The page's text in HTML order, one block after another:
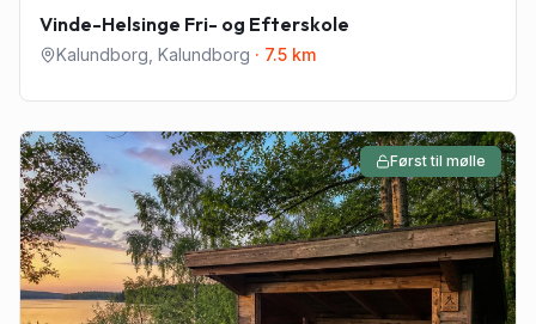
Vinde-Helsinge Fri- og Efterskole
Kalundborg Kalundborg · 7.5 km
Først til mølle